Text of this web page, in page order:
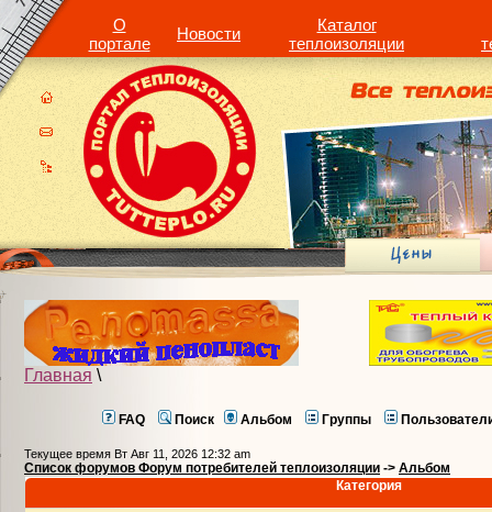
О
портале
Новости
Каталог
теплоизоляции
Главная \
FAQ Поиск Альбом Группы
Текущее время Вт Авг 11, 2026 12:32 am
Список форумов Форум потребителей теплоизоляции -> Альбом
Категория